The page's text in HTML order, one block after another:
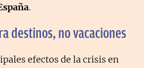
.
destinos, no vacaciones
efectos de la crisis en